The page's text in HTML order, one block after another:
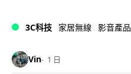
3C科技 家居無線 影音產品
Vin 1 日